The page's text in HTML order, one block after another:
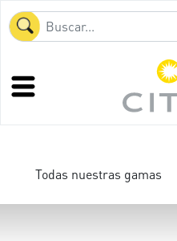
Todas nuestras gamas